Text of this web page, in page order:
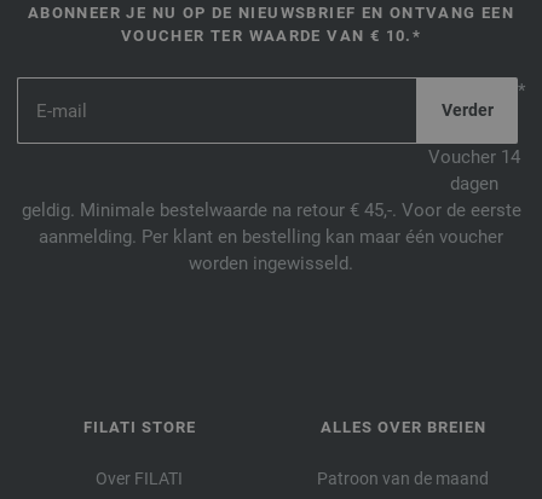
ABONNEER JE NU OP DE NIEUWSBRIEF EN ONTVANG EEN
VOUCHER TER WAARDE VAN € 10.*
*
Voucher 14
dagen
geldig. Minimale bestelwaarde na retour € 45,-. Voor de eerste
aanmelding. Per klant en bestelling kan maar één voucher
worden ingewisseld.
FILATI STORE
Over FILATI
ALLES OVER BREIEN
Patroon van de maand